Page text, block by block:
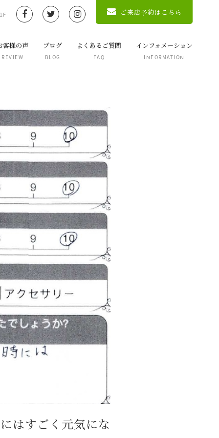
ご来店予約はこちら
客様の声
REVIEW
ブログ
BLOG
よくあるご質問
FAQ
インフォメーション
INFORMATION
はすごく元気にな